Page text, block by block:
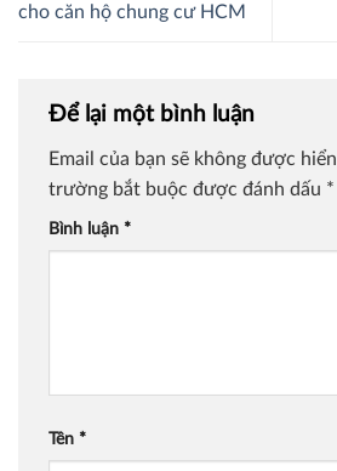
cho căn hộ chung cư HCM
Để lại một bình luận
Email của bạn sẽ không được
trường bắt buộc được đánh dấu *
Bình luận *
Tên *